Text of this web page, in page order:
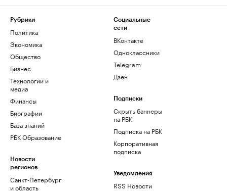
Рубрики
Политика
Экономика
Общество
Бизнес
Технологии и
медиа
Финансы
Биографии
База знаний
РБК Образование
Новости
регионов
Санкт-Петербург
и область
Социальные
сети
ВКонтакте
Одноклассники
Telegram
Дзен
Подписки
Скрыть баннеры
на РБК
Подписка на РБК
Корпоративная
подписка
Уведомления
RSS Новости